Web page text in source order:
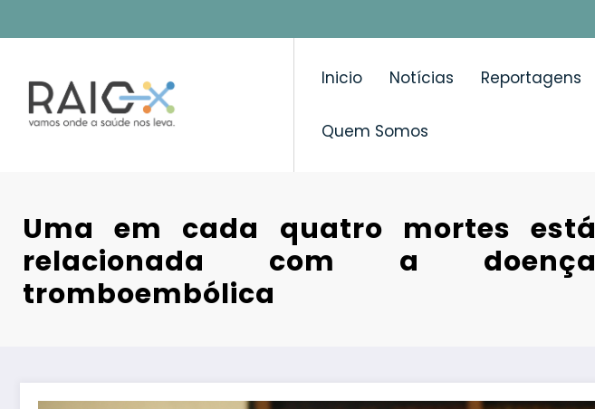
para
conteúdo
Inicio Notícias Reportagens
Quem Somos
Uma em cada quatro mortes está
relacionada com a doença
tromboembólica